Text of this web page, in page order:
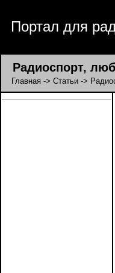
Портал для
Радиоспорт,
Главная -> Статьи ->